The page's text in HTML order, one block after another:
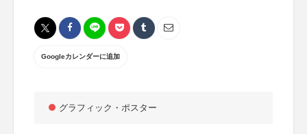
Googleカレンダーに追加
グラフィック・ポスター